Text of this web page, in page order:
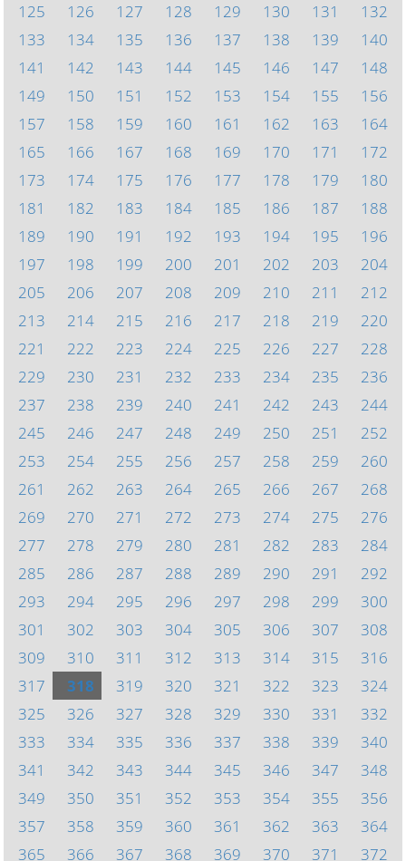
125
126 127 128 129 130 131
132
133
134 135 136 137 138 139
140
141
142 143 144 145 146 147
148
149
150 151 152 153 154 155
156
157
158 159 160 161 162 163
164
165
166 167 168 169 170 171
172
173
174 175 176 177 178 179
180
181
182 183 184 185 186 187
188
189
190 191 192 193 194 195
196
197
198 199 200 201 202 203
204
205
206 207 208 209 210 211
212
213
214 215 216 217 218 219
220
221
222 223 224 225 226 227
228
229
230 231 232 233 234 235
236
237
238 239 240 241 242 243
244
245
246 247 248 249 250 251
252
253
254 255 256 257 258 259
260
261
262 263 264 265 266 267
268
269
270 271 272 273 274 275
276
277
278 279 280 281 282 283
284
285
286 287 288 289 290 291
292
293
294 295 296 297 298 299
300
301
302 303 304 305 306 307
308
309
310 311 312 313 314 315
316
317
318 319 320 321 322 323
324
325
326 327 328 329 330 331
332
333
334 335 336 337 338 339
340
341
342 343 344 345 346 347
348
349
350 351 352 353 354 355
356
357
358 359 360 361 362 363
364
365
366 367 368 369 370 371 372